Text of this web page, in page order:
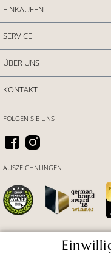
EINKAUFEN
SERVICE
ÜBER UNS
KONTAKT
FOLGEN SIE UNS
AUSZEICHNUNGEN